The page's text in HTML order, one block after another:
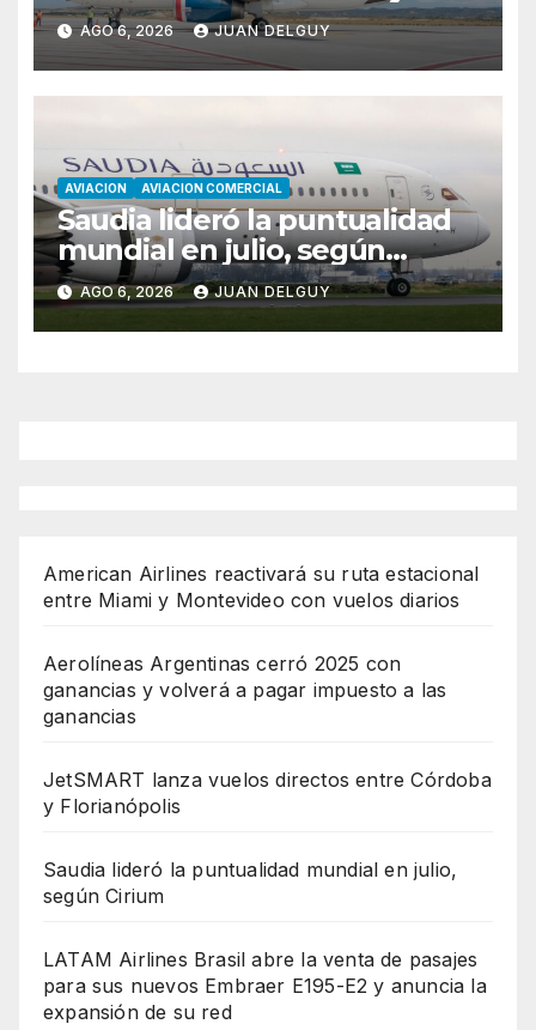
Florianópolis
AGO 6, 2026 JUAN DELGUY
AVIACION AVIACION COMERCIAL
Saudia lideró la puntualidad
mundial en julio, según
Cirium
AGO 6, 2026 JUAN DELGUY
American Airlines reactivará su ruta estacional
entre Miami y Montevideo con vuelos diarios
Aerolíneas Argentinas cerró 2025 con
ganancias y volverá a pagar impuesto a las
ganancias
JetSMART lanza vuelos directos entre Córdoba
y Florianópolis
Saudia lideró la puntualidad mundial en julio,
según Cirium
LATAM Airlines Brasil abre la venta de pasajes
para sus nuevos Embraer E195-E2 y anuncia la
expansión de su red